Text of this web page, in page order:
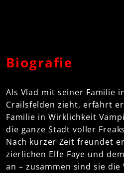
Biografie
Als Vlad mit seiner Familie
Crailsfelden zieht, erfährt
Familie in Wirklichkeit
die ganze Stadt voller
Nach kurzer Zeit freundet
zierlichen Elfe Faye und
an – zusammen sind sie die